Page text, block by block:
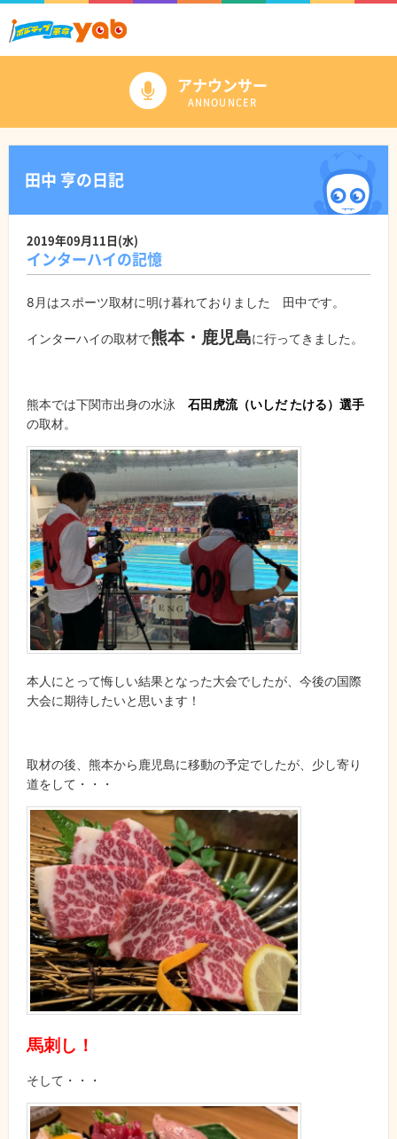
アナウンサー
ANNOUNCER
田中 亨の日記
2019年09月11日(水)
インターハイの記憶
8月はスポーツ取材に明け暮れておりました 田中です。
インターハイの取材で熊本・鹿児島に行ってきました。
熊本では下関市出身の水泳 石田虎流（いしだ たける）選手
の取材。
本人にとって悔しい結果となった大会でしたが、今後の国際
大会に期待したいと思います！
取材の後、熊本から鹿児島に移動の予定でしたが、少し寄り
道をして・・・
馬刺し！
そして・・・